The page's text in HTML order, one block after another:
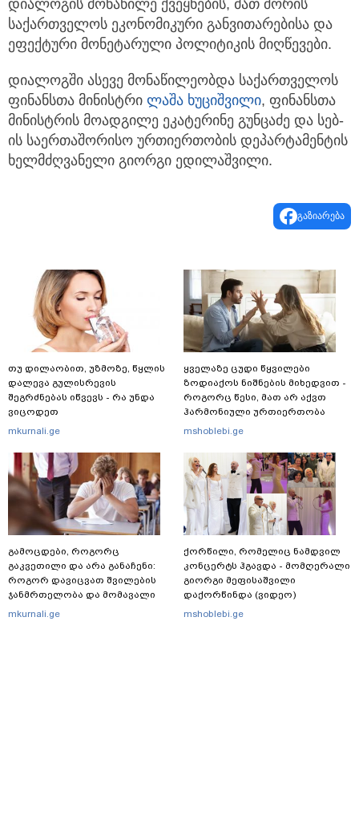
დიალოგის მონაწილე ქვეყნების, მათ შორის
საქართველოს ეკონომიკური განვითარებისა და
ეფექტური მონეტარული პოლიტიკის მიღწევები.
დიალოგში ასევე მონაწილეობდა საქართველოს
ფინანსთა მინისტრი ლაშა ხუციშვილი, ფინანსთა
მინისტრის მოადგილე ეკატერინე გუნცაძე და სებ-
ის საერთაშორისო ურთიერთობის დეპარტამენტის
ხელმძღვანელი გიორგი ედილაშვილი.
გაზიარება
თუ დილაობით, უზმოზე, წყლის
დალევა გულისრევის
შეგრძნებას იწვევს - რა უნდა
ვიცოდეთ
mkurnali.ge
გამოცდები, როგორც
გაკვეთილი და არა განაჩენი:
როგორ დავიცვათ შვილების
ჯანმრთელობა და მომავალი
mkurnali.ge
ყველაზე ცუდი წყვილები
ზოდიაქოს ნიშნების მიხედვით -
როგორც წესი, მათ არ აქვთ
ჰარმონიული ურთიერთობა
mshoblebi.ge
ქორწილი, რომელიც ნამდვილ
კონცერტს ჰგავდა - მომღერალი
გიორგი მეფისაშვილი
დაქორწინდა (ვიდეო)
mshoblebi.ge